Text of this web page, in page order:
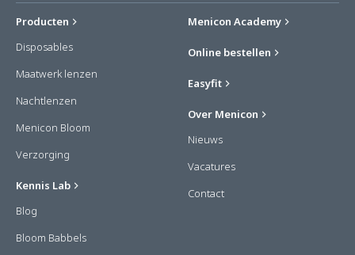
Producten
Disposables
Maatwerk lenzen
Nachtlenzen
Menicon Bloom
Verzorging
Kennis Lab
Blog
Bloom Babbels
Menicon Academy
Online bestellen
Easyfit
Over Menicon
Nieuws
Vacatures
Contact